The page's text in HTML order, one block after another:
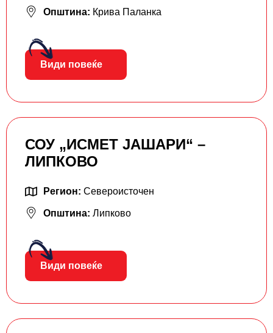
Општина: Крива Паланка
Види повеќе
СОУ „ИСМЕТ ЈАШАРИ“ –
ЛИПКОВО
Регион: Североисточен
Општина: Липково
Види повеќе